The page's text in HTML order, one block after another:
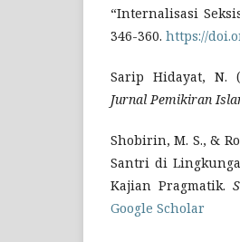
“Internalisasi
346-360. https://
Sarip Hidayat, N.
Jurnal Pemikiran
Shobirin, M. S., &
Santri di
Kajian Pragmatik.
Google Scholar